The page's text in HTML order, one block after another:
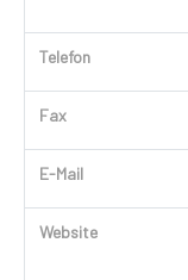
Telefon
Fax
E-Mail
Website